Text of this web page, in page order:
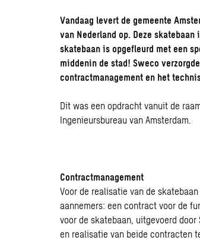
Vandaag levert de gemeente
van Nederland op. Deze
skatebaan is opgefleurd met een
middenin de stad! Sweco
contractmanagement en het
Dit was een opdracht vanuit de
Ingenieursbureau van Amsterdam.
Contractmanagement
Voor de realisatie van de
aannemers: een contract voor de
voor de skatebaan, uitgevoerd door
en realisatie van beide contracten